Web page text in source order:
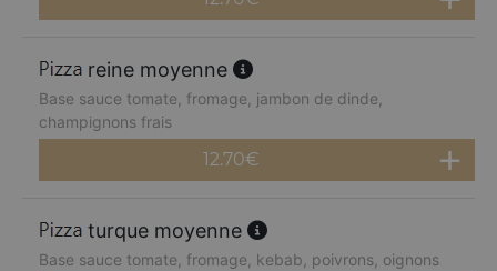
reine moyenne
Base sauce tomate, fromage, jambon de dinde,
champignons frais
12.70€
turque moyenne
Base sauce tomate, fromage, kebab, poivrons, oignons